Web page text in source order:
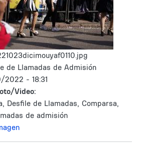
de Llamadas de Admisión
2022 - 18:31
Video:
Desfile de Llamadas, Comparsa,
de admisión